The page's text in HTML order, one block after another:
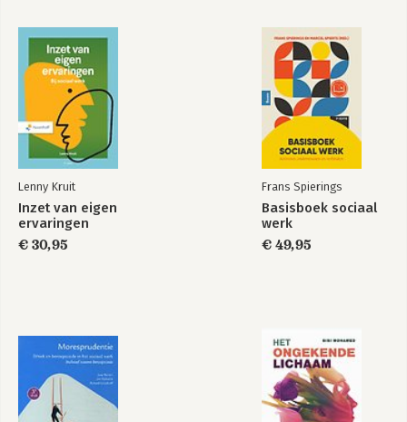
Lenny Kruit
Inzet van eigen
ervaringen
€ 30,95
Frans Spierings
Basisboek sociaal
werk
€ 49,95